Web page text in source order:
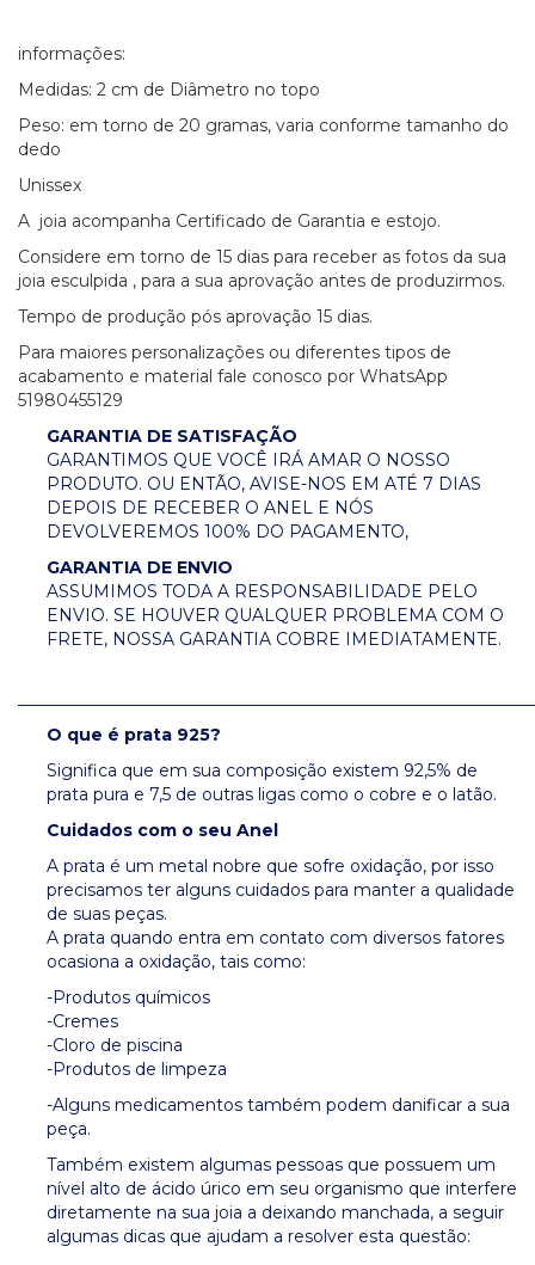
informações:
Medidas: 2 cm de Diâmetro no topo
Peso: em torno de 20 gramas, varia conforme tamanho do
dedo
Unissex
A joia acompanha Certificado de Garantia e estojo.
Considere em torno de 15 dias para receber as fotos da sua
joia esculpida , para a sua aprovação antes de produzirmos.
Tempo de produção pós aprovação 15 dias.
Para maiores personalizações ou diferentes tipos de
acabamento e material fale conosco por WhatsApp
51980455129
GARANTIA DE SATISFAÇÃO
GARANTIMOS QUE VOCÊ IRÁ AMAR O NOSSO
PRODUTO. OU ENTÃO, AVISE-NOS EM ATÉ 7 DIAS
DEPOIS DE RECEBER O ANEL E NÓS
DEVOLVEREMOS 100% DO PAGAMENTO,
GARANTIA DE ENVIO
ASSUMIMOS TODA A RESPONSABILIDADE PELO
ENVIO. SE HOUVER QUALQUER PROBLEMA COM O
FRETE, NOSSA GARANTIA COBRE IMEDIATAMENTE.
O que é prata 925?
Significa que em sua composição existem 92,5% de
prata pura e 7,5 de outras ligas como o cobre e o latão.
Cuidados com o seu Anel
A prata é um metal nobre que sofre oxidação, por isso
precisamos ter alguns cuidados para manter a qualidade
de suas peças.
A prata quando entra em contato com diversos fatores
ocasiona a oxidação, tais como:
-Produtos químicos
-Cremes
-Cloro de piscina
-Produtos de limpeza
-Alguns medicamentos também podem danificar a sua
peça.
Também existem algumas pessoas que possuem um
nível alto de ácido úrico em seu organismo que interfere
diretamente na sua joia a deixando manchada, a seguir
algumas dicas que ajudam a resolver esta questão: